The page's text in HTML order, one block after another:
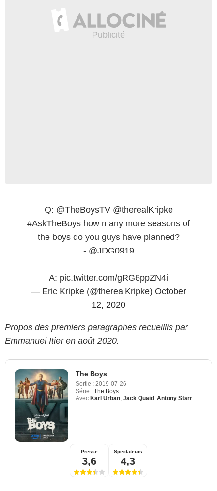
Q: @TheBoysTV @therealKripke
#AskTheBoys how many more seasons of
the boys do you guys have planned?
- @JDG0919
A: pic.twitter.com/gRG6ppZN4i
— Eric Kripke (@therealKripke) October
12, 2020
Propos des premiers paragraphes recueillis par
Emmanuel Itier en août 2020.
The Boys
Sortie : 2019-07-26
Série : The Boys
Avec Karl Urban, Jack Quaid , Antony Starr
Presse
3,6
Spectateurs
4,3